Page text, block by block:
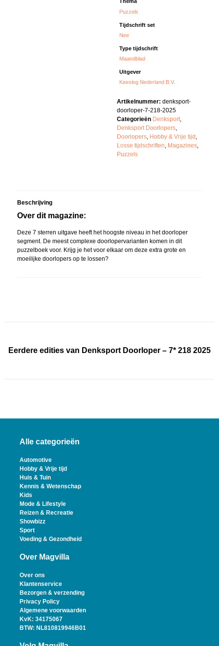
Puzzels
Tijdschrift set
Nee
Type tijdschrift
Maandblad
Uitgever
Keesing Nederland B.V.
Artikelnummer: denksport-
doorloper-7-218-2025
Categorieën Denksport
Denksport Doorlopers
Doorlopers Hobby & Vrije tijd
Losse tijdschriften Magazines
Puzzels
Beschrijving
Over dit magazine:
Deze 7 sterren uitgave heeft het hoogste niveau in het doorloper
segment. De meest complexe doorlopervarianten komen in dit
puzzelboek voor. Krijg je het voor elkaar om deze extra grote en
moeilijke doorlopers op te lossen?
Eerdere edities van Denksport Doorloper – 7* 218 2025
Alle categorieën
Automotive
Hobby & Vrije tijd
Huis & Tuin
Kennis & Wetenschap
Kids
Mode & Lifestyle
Reizen & Recreatie
Showbizz
Sport
Voeding & Gezondheid
Over Magvilla
Over ons
Klantenservice
Bezorgen & verzending
Privacy Policy
Algemene voorwaarden
KvK: 34175067
BTW: NL810819946B01